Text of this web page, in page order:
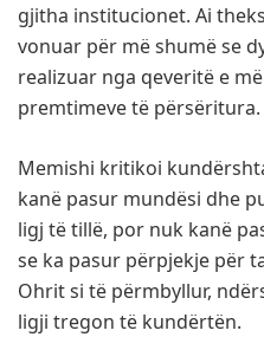
gjitha institucionet. Ai
vonuar për më shumë se
realizuar nga qeveritë e
premtimeve të përsëritura.
Memishi kritikoi
kanë pasur mundësi dhe
ligj të tillë, por nuk kanë
se ka pasur përpjekje për
Ohrit si të përmbyllur,
ligji tregon të kundërtën.